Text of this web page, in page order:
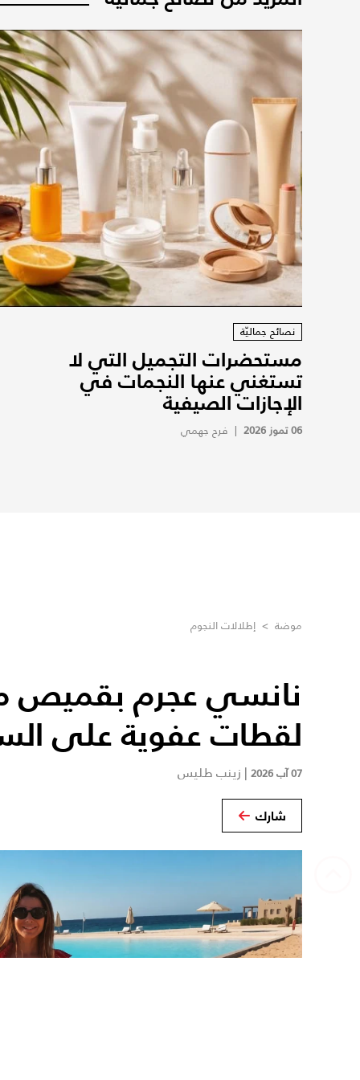
نصائح جماليّة
مستحضرات التجميل التي لا
تستغني عنها النجمات في
الإجازات الصيفية
06 تموز 2026 | فرح جهمي
موضة > إطلالات النجوم
نانسي عجرم بقميص
لقطات عفوية على
07 آب 2026 | زينب طليس
شارك